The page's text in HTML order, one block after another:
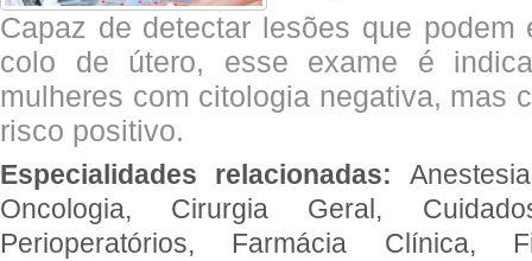
Capaz de detectar lesões que
colo de útero, esse exame é
mulheres com citologia negativa, mas
risco positivo.
Especialidades relacionadas:
Oncologia, Cirurgia Geral,
Perioperatórios, Farmácia Clínica,